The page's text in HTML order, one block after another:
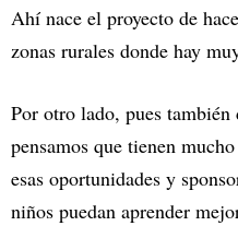
Ahí nace el proyecto de
zonas rurales donde hay
Por otro lado, pues también
pensamos que tienen
esas oportunidades y
niños puedan aprender